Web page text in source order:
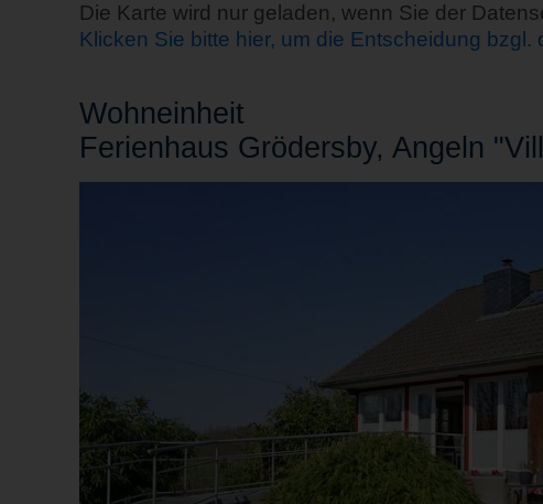
Die Karte wird nur geladen, wenn Sie der
Klicken Sie bitte hier, um die Entscheidung
Wohneinheit
Ferienhaus Grödersby, Angeln